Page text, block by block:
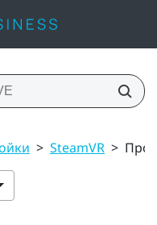
> SteamVR >